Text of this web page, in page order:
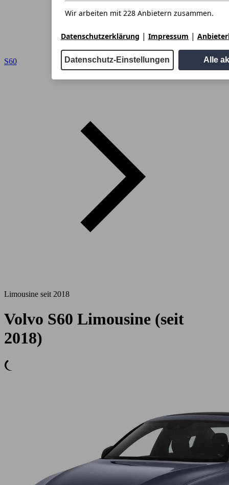
Wir arbeiten mit 228 Anbietern zusammen.
Datenschutzerklärung | Impressum |
Datenschutz-Einstellungen Alle
S60
Limousine seit 2018
Volvo S60 Limousine (seit
2018)